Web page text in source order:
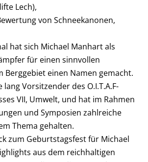
Lech),
von Schneekanonen,
hat sich Michael Manhart als
für einen sinnvollen
Berggebiet einen Namen gemacht.
lang Vorsitzender des O.I.T.A.F-
VII, Umwelt, und hat im Rahmen
und Symposien zahlreiche
Thema gehalten.
zum Geburtstagsfest für Michael
aus dem reichhaltigen